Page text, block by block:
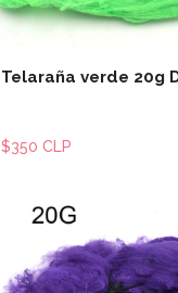
Telaraña verde 20g
$350 CLP